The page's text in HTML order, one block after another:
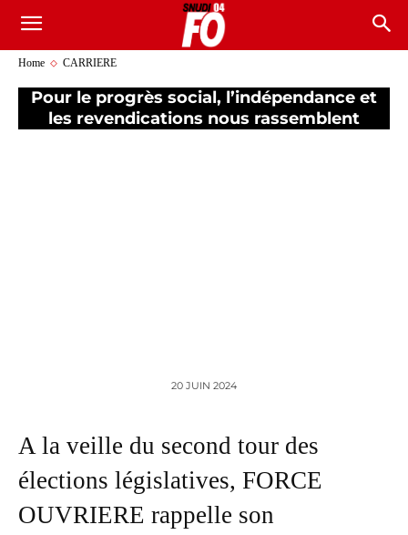
Home CARRIERE
Pour le progrès social, l’indépendance et
les revendications nous rassemblent
20 JUIN 2024
A la veille du second tour des
élections législatives, FORCE
OUVRIERE rappelle son